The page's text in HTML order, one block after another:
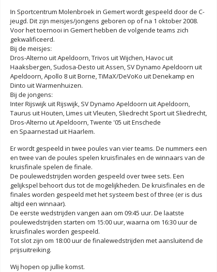
In Sportcentrum Molenbroek in Gemert wordt gespeeld door de C-
jeugd. Dit zijn meisjes/jongens geboren op of na 1 oktober 2008.
Voor het toernooi in Gemert hebben de volgende teams zich
gekwalificeerd.
Bij de meisjes:
Dros-Alterno uit Apeldoorn, Trivos uit Wijchen, Havoc uit
Haaksbergen, Sudosa-Desto uit Assen, SV Dynamo Apeldoorn uit
Apeldoorn, Apollo 8 uit Borne, TiMaX/DeVoKo uit Denekamp en
Dinto uit Warmenhuizen.
Bij de jongens:
Inter Rijswijk uit Rijswijk, SV Dynamo Apeldoorn uit Apeldoorn,
Taurus uit Houten, Limes uit Vleuten, Sliedrecht Sport uit Sliedrecht,
Dros-Alterno ut Apeldoorn, Twente '05 uit Enschede
en Spaarnestad uit Haarlem.
Er wordt gespeeld in twee poules van vier teams. De nummers een
en twee van de poules spelen kruisfinales en de winnaars van de
kruisfinale spelen de finale.
De poulewedstrijden worden gespeeld over twee sets. Een
gelijkspel behoort dus tot de mogelijkheden. De kruisfinales en de
finales worden gespeeld met het systeem best of three (er is dus
altijd een winnaar).
De eerste wedstrijden vangen aan om 09:45 uur. De laatste
poulewedstrijden starten om 15:00 uur, waarna om 16:30 uur de
kruisfinales worden gespeeld.
Tot slot zijn om 18:00 uur de finalewedstrijden met aansluitend de
prijsuitreiking.
Wij hopen op jullie komst.